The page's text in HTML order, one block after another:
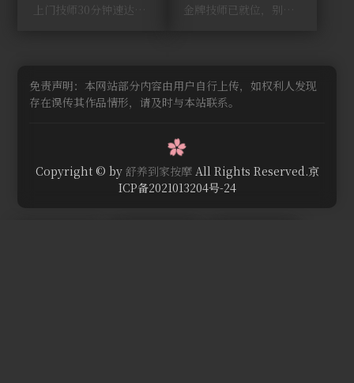
上门技师30分钟速达，别问，快约！ 金牌技师已就位，别纠结，马上预约！
免责声明：本网站部分内容由用户自行上传，如权利人发现
存在误传其作品情形，请及时与本站联系。
Copyright © by 舒养到家按摩All Rights Reserved.京
ICP备2021013204号-24